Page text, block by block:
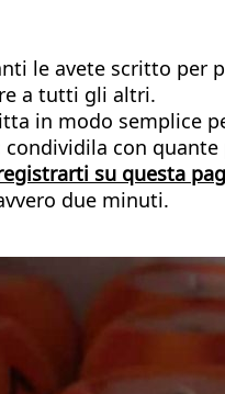
le avete scritto
a tutti gli altri.
in modo
con
su questa
due minuti.